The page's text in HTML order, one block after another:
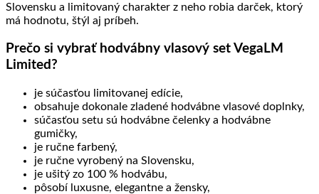
Slovensku a limitovaný charakter z neho robia darček, ktorý
má hodnotu, štýl aj príbeh.
Prečo si vybrať hodvábny vlasový set VegaLM
Limited?
je súčasťou limitovanej edície,
obsahuje dokonale zladené hodvábne vlasové doplnky,
súčasťou setu sú hodvábne čelenky a hodvábne
gumičky,
je ručne farbený,
je ručne vyrobený na Slovensku,
je ušitý zo 100 % hodvábu,
pôsobí luxusne, elegantne a žensky,